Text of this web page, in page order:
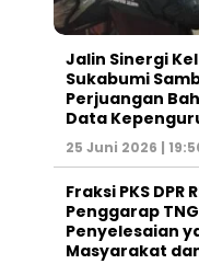
Jalin Sinergi
Sukabumi
Perjuangan
Data
25 Juni 2026 |
‎Fraksi PKS
Penggarap
Penyelesaian
Masyarakat